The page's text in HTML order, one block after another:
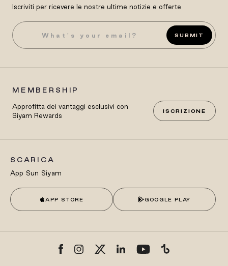
Iscriviti per ricevere le nostre ultime notizie e offerte
SUBMIT
MEMBERSHIP
Approfitta dei vantaggi esclusivi con
Siyam Rewards
ISCRIZIONE
SCARICA
App Sun Siyam
APP STORE GOOGLE PLAY